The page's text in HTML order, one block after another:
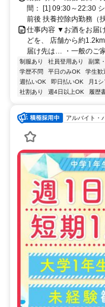
間： [1] 09:30～22:30
前後 扶養控除内勤務（
仕事内容 ▼お酒をお届
どを、 店舗から約
届け先は… ・一般のご
制服あり 社員登用あり 副業
学歴不問
平日のみOK 学生歓
週払いOK
即日払いOK 月1
社割あり
週4日以上OK 履歴
アルバイト・